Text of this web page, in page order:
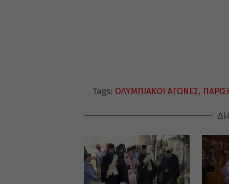
Tags: ΟΛΥΜΠΙΑΚΟΙ ΑΓΩΝΕΣ, ΠΑΡΙΣΙ